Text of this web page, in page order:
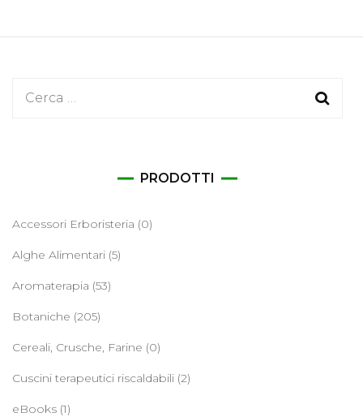
Ricerca
PRODOTTI
Accessori Erboristeria (0)
Alghe Alimentari (5)
Aromaterapia (53)
Botaniche (205)
Cereali, Crusche, Farine (0)
Cuscini terapeutici riscaldabili (2)
eBooks (1)